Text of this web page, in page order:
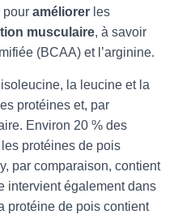
pour améliorer les
musculaire, à savoir
(BCAA) et l’arginine.
la leucine et la
protéines et, par
Environ 20 % des
protéines de pois
par comparaison, contient
intervient également dans
protéine de pois contient